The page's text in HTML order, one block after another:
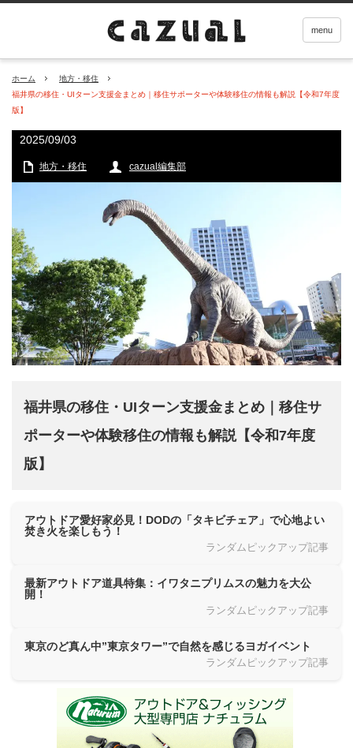
menu
ホーム
地方・移住
福井県の移住・UIターン支援金まとめ｜移住サポーターや体験移住の情報も解説【令和7年度
版】
2025/09/03
地方・移住 cazual編集部
福井県の移住・UIターン支援金まとめ｜移住サ
ポーターや体験移住の情報も解説【令和7年度
版】
アウトドア愛好家必見！DODの「タキビチェア」で心地よい
焚き火を楽しもう！
ランダムピックアップ記事
最新アウトドア道具特集：イワタニプリムスの魅力を大公
開！
ランダムピックアップ記事
東京のど真ん中”東京タワー”で自然を感じるヨガイベント
ランダムピックアップ記事